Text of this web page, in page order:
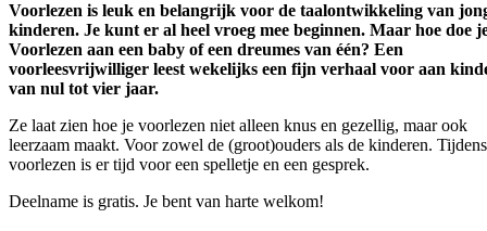
Voorlezen is leuk en belangrijk voor de taalontwikkeling van
kinderen. Je kunt er al heel vroeg mee beginnen. Maar hoe doe
Voorlezen aan een baby of een dreumes van één? Een
voorleesvrijwilliger leest wekelijks een fijn verhaal voor aan
van nul tot vier jaar.
Ze laat zien hoe je voorlezen niet alleen knus en gezellig, maar ook
leerzaam maakt. Voor zowel de (groot)ouders als de kinderen.
voorlezen is er tijd voor een spelletje en een gesprek.
Deelname is gratis. Je bent van harte welkom!